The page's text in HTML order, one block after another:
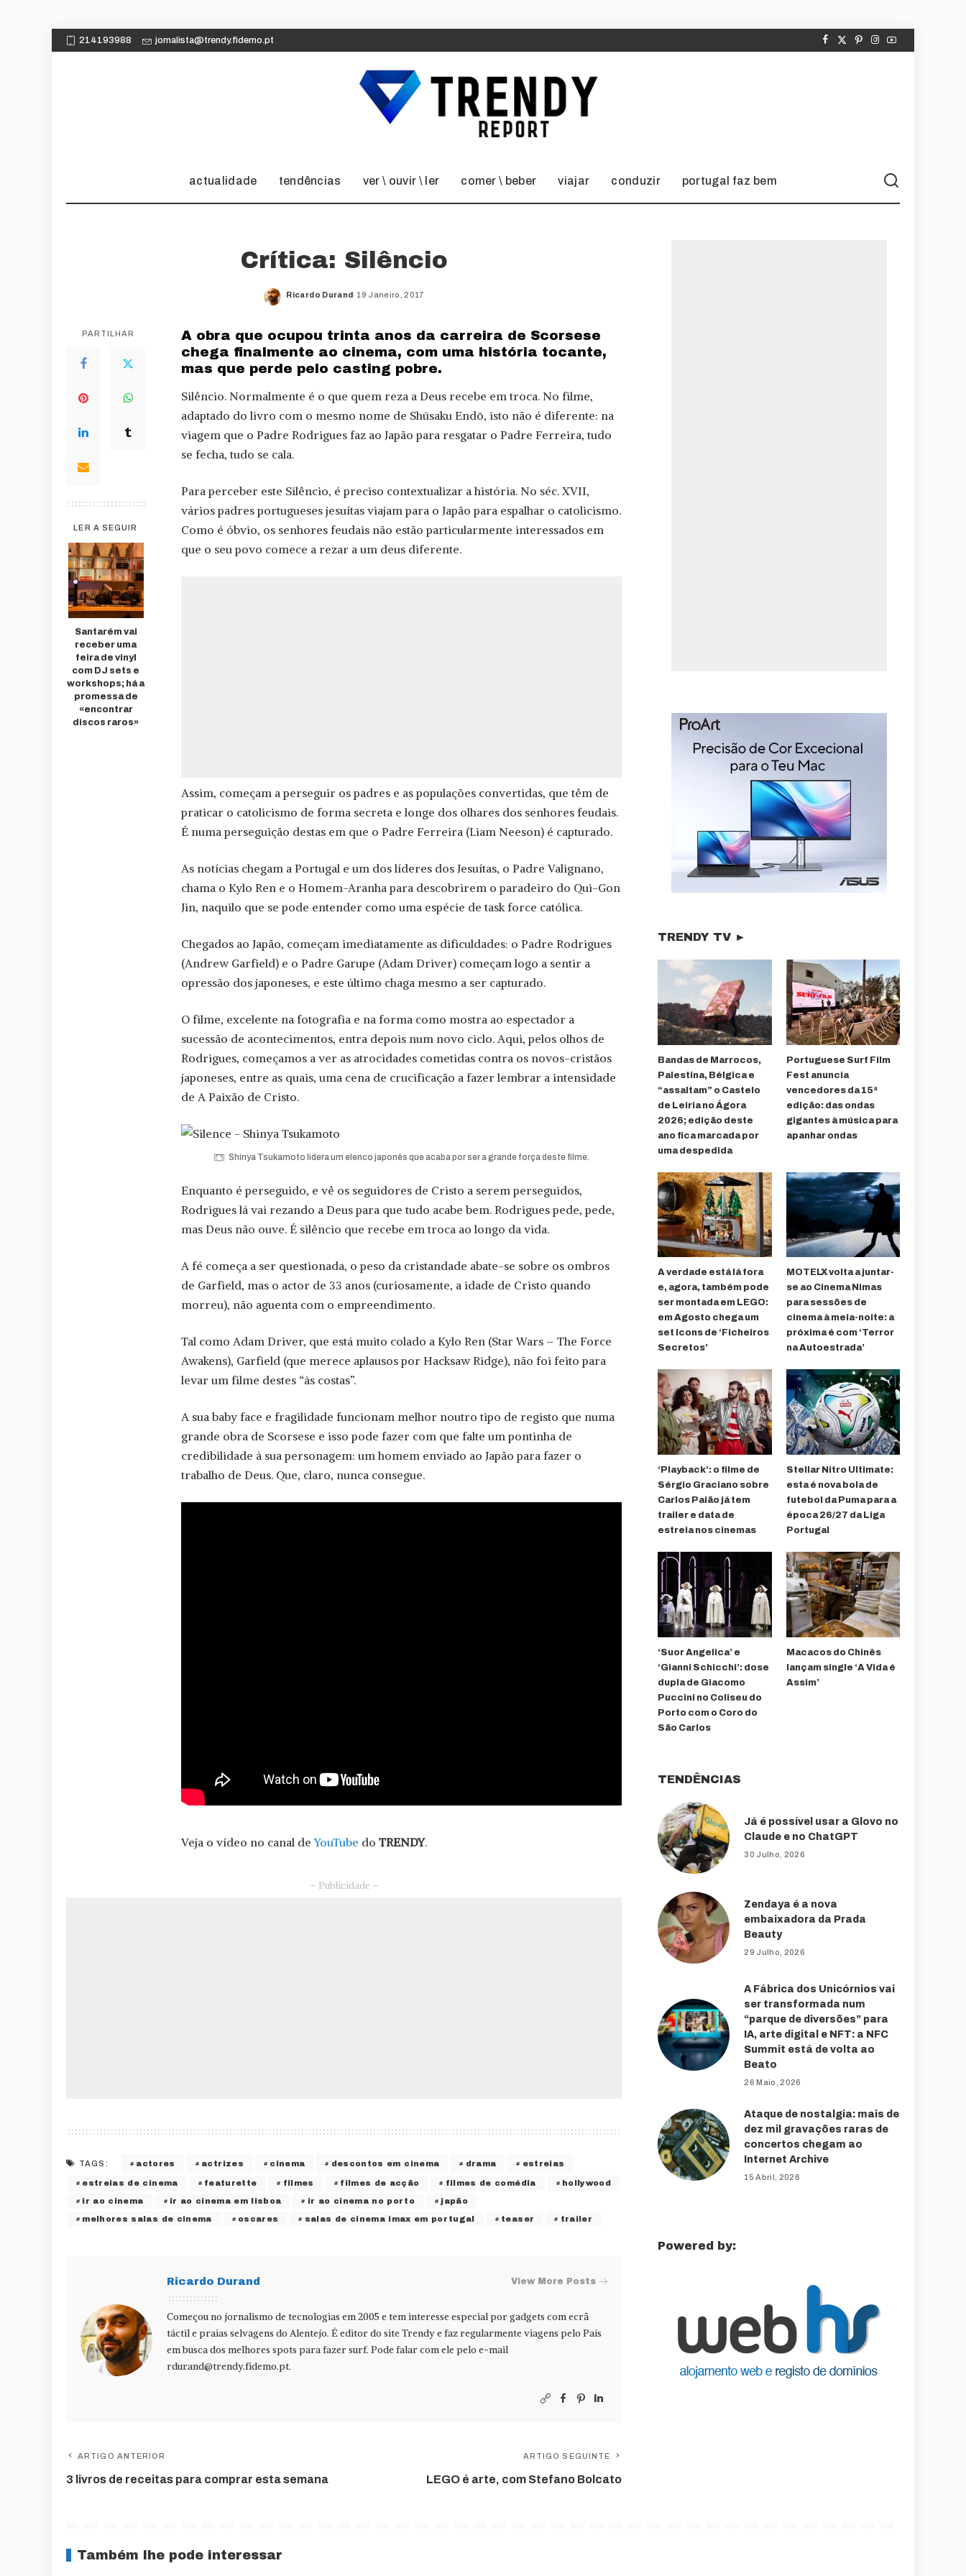
214193988 jornalista@trendy.fidemo.pt
actualidade tendências ver \ ouvir \ ler comer \ beber viajar conduzir portugal faz bem
Crítica: Silêncio
Posted
Ricardo Durand 19 Janeiro, 2017
PARTILHAR
LER A SEGUIR
Santarém vai
receber uma
feira de vinyl
com DJ sets e
workshops; há a
promessa de
«encontrar
discos raros»
A obra que ocupou trinta anos da carreira de Scorsese
chega finalmente ao cinema, com uma história tocante,
mas que perde pelo casting pobre.
Silêncio. Normalmente é o que quem reza a Deus recebe em troca. No filme,
adaptado do livro com o mesmo nome de Shūsaku Endō, isto não é diferente: na
viagem que o Padre Rodrigues faz ao Japão para resgatar o Padre Ferreira, tudo
se fecha, tudo se cala.
Para perceber este Silêncio, é preciso contextualizar a história. No séc. XVII,
vários padres portugueses jesuítas viajam para o Japão para espalhar o catolicismo.
Como é óbvio, os senhores feudais não estão particularmente interessados em
que o seu povo comece a rezar a um deus diferente.
Assim, começam a perseguir os padres e as populações convertidas, que têm de
praticar o catolicismo de forma secreta e longe dos olhares dos senhores feudais.
É numa perseguição destas em que o Padre Ferreira (Liam Neeson) é capturado.
As notícias chegam a Portugal e um dos líderes dos Jesuítas, o Padre Valignano,
chama o Kylo Ren e o Homem-Aranha para descobrirem o paradeiro do Qui-Gon
Jin, naquilo que se pode entender como uma espécie de task force católica.
Chegados ao Japão, começam imediatamente as dificuldades: o Padre Rodrigues
(Andrew Garfield) e o Padre Garupe (Adam Driver) começam logo a sentir a
opressão dos japoneses, e este último chaga mesmo a ser capturado.
O filme, excelente na fotografia e na forma como mostra ao espectador a
sucessão de acontecimentos, entra depois num novo ciclo. Aqui, pelos olhos de
Rodrigues, começamos a ver as atrocidades cometidas contra os novos-cristãos
japoneses, entre as quais, uma cena de crucificação a fazer lembrar a intensidade
de A Paixão de Cristo.
Shinya Tsukamoto lidera um elenco japonês que acaba por ser a grande força deste filme.
Enquanto é perseguido, e vê os seguidores de Cristo a serem perseguidos,
Rodrigues lá vai rezando a Deus para que tudo acabe bem. Rodrigues pede, pede,
mas Deus não ouve. É silêncio que recebe em troca ao longo da vida.
A fé começa a ser questionada, o peso da cristandade abate-se sobre os ombros
de Garfield, mas o actor de 33 anos (curiosamente, a idade de Cristo quando
morreu), não aguenta com o empreendimento.
Tal como Adam Driver, que está muito colado a Kylo Ren (Star Wars – The Force
Awakens), Garfield (que merece aplausos por Hacksaw Ridge), não foi feito para
levar um filme destes “às costas”.
A sua baby face e fragilidade funcionam melhor noutro tipo de registo que numa
grande obra de Scorsese e isso pode fazer com que falte um pontinha de
credibilidade à sua personagem: um homem enviado ao Japão para fazer o
trabalho de Deus. Que, claro, nunca consegue.
Veja o vídeo no canal deYouTube do TRENDY.
– Publicidade –
TAGS: actores actrizes cinema descontos em cinema drama estreias
estreias de cinema featurette filmes filmes de acção filmes de comédia hollywood
ir ao cinema ir ao cinema em lisboa ir ao cinema no porto japão
melhores salas de cinema oscares salas de cinema imax em portugal teaser trailer
Ricardo Durand View More Posts
Começou no jornalismo de tecnologias em 2005 e tem interesse especial por gadgets com ecrã
táctil e praias selvagens do Alentejo. É editor do site Trendy e faz regularmente viagens pelo País
em busca dos melhores spots para fazer surf. Pode falar com ele pelo e-mail
rdurand@trendy.fidemo.pt.
ARTIGO ANTERIOR
3 livros de receitas para comprar esta semana
ARTIGO SEGUINTE
LEGO é arte, com Stefano Bolcato
TRENDY TV ►
Bandas de Marrocos,
Palestina, Bélgica e
“assaltam” o Castelo
de Leiria no Ágora
2026; edição deste
ano fica marcada por
uma despedida
Portuguese Surf Film
Fest anuncia
vencedores da 15ª
edição: das ondas
gigantes à música para
apanhar ondas
A verdade está lá fora
e, agora, também pode
ser montada em LEGO:
em Agosto chega um
set Icons de ‘Ficheiros
Secretos’
MOTELX volta a juntar-
se ao Cinema Nimas
para sessões de
cinema à meia-noite: a
próxima é com ‘Terror
na Autoestrada’
‘Playback’: o filme de
Sérgio Graciano sobre
Carlos Paião já tem
trailer e data de
estreia nos cinemas
Stellar Nitro Ultimate:
esta é nova bola de
futebol da Puma para a
época 26/27 da Liga
Portugal
‘Suor Angelica’ e
‘Gianni Schicchi’: dose
dupla de Giacomo
Puccini no Coliseu do
Porto com o Coro do
São Carlos
Macacos do Chinês
lançam single ‘A Vida é
Assim’
TENDÊNCIAS
Já é possível usar a Glovo no
Claude e no ChatGPT
30 Julho, 2026
Zendaya é a nova
embaixadora da Prada
Beauty
29 Julho, 2026
A Fábrica dos Unicórnios vai
ser transformada num
“parque de diversões” para
IA, arte digital e NFT: a NFC
Summit está de volta ao
Beato
26 Maio, 2026
Ataque de nostalgia: mais de
dez mil gravações raras de
concertos chegam ao
Internet Archive
15 Abril, 2026
Powered by:
Também lhe pode interessar